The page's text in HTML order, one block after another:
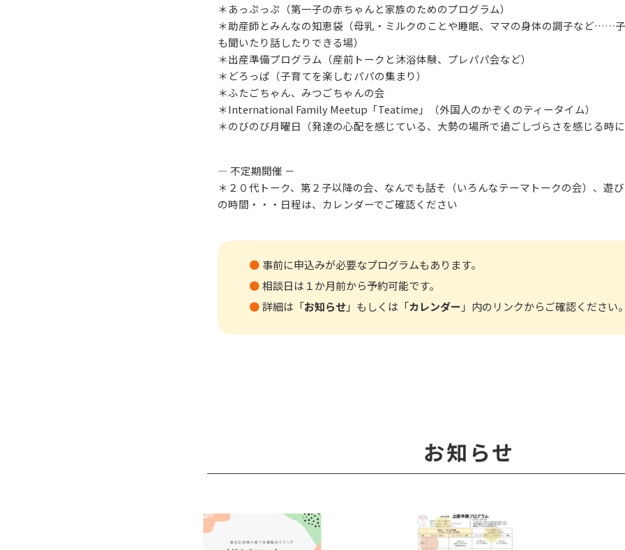
＊あっぷっぷ（第一子の赤ちゃんと家族のためのプログラム）
＊助産師とみんなの知恵袋（母乳・ミルクのことや睡眠、ママの身体の調子など……
も聞いたり話したりできる場）
＊出産準備プログラム（産前トークと沐浴体験、プレパパ会など）
＊どろっぱ（子育てを楽しむパパの集まり）
＊ふたごちゃん、みつごちゃんの会
＊International Family Meetup「Teatime」（外国人のかぞくのティータイム）
＊のびのび月曜日（発達の心配を感じている、大勢の場所で過ごしづらさを感じる時
― 不定期開催 －
＊２０代トーク、第２子以降の会、なんでも話そ（いろんなテーマトークの会）、遊
の時間・・・日程は、カレンダーでご確認ください
事前に申込みが必要なプログラムもあります。
相談日は１か月前から予約可能です。
詳細は「お知らせ」もしくは「カレンダー 」内のリンクからご確認ください
お知らせ